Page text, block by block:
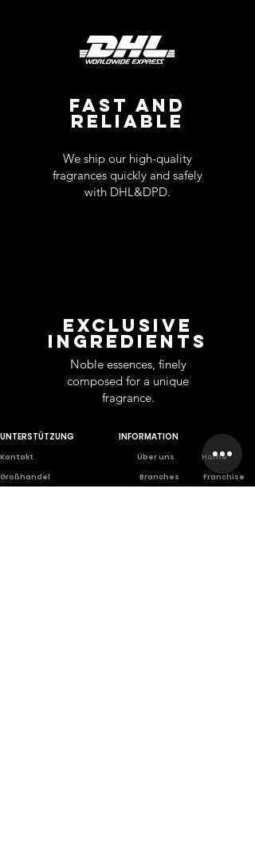
FAST AND
RELIABLE
We ship our high-quality
fragrances quickly and safely
with DHL&DPD.
EXCLUSIVE
INGREDIENTS
Noble essences, finely
composed for a unique
fragrance.
UNTERSTÜTZUNG INFORMATION
Kontakt Über uns Home
Großhandel Branches Franchise